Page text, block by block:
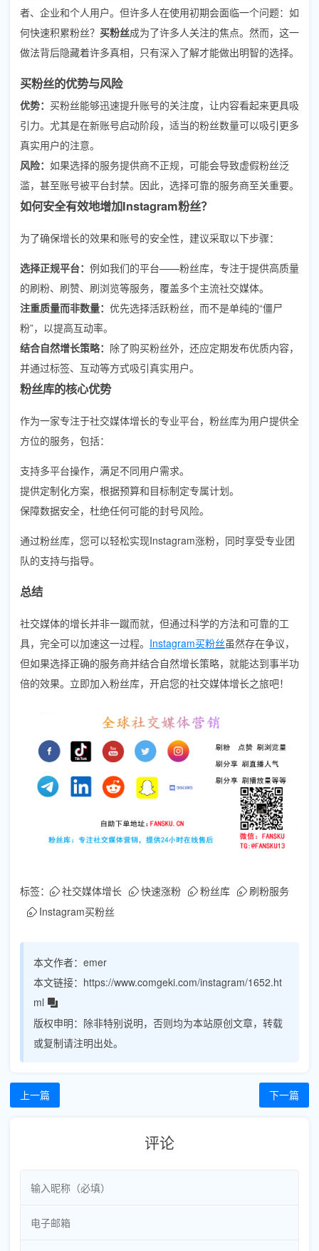
者、企业和个人用户。但许多人在使用初期会面临一个问题：如
何快速积累粉丝？ 买粉丝成为了许多人关注的焦点。然而，这一
做法背后隐藏着许多真相，只有深入了解才能做出明智的选择。
买粉丝的优势与风险
优势： 买粉丝能够迅速提升账号的关注度，让内容看起来更具吸
引力。尤其是在新账号启动阶段，适当的粉丝数量可以吸引更多
真实用户的注意。
风险： 如果选择的服务提供商不正规，可能会导致虚假粉丝泛
滥，甚至账号被平台封禁。因此，选择可靠的服务商至关重要。
如何安全有效地增加Instagram粉丝？
为了确保增长的效果和账号的安全性，建议采取以下步骤：
选择正规平台： 例如我们的平台——粉丝库，专注于提供高质量
的刷粉、刷赞、刷浏览等服务，覆盖多个主流社交媒体。
注重质量而非数量： 优先选择活跃粉丝，而不是单纯的“僵尸
粉”，以提高互动率。
结合自然增长策略： 除了购买粉丝外，还应定期发布优质内容，
并通过标签、互动等方式吸引真实用户。
粉丝库的核心优势
作为一家专注于社交媒体增长的专业平台，粉丝库为用户提供全
方位的服务，包括：
支持多平台操作，满足不同用户需求。
提供定制化方案，根据预算和目标制定专属计划。
保障数据安全，杜绝任何可能的封号风险。
通过粉丝库，您可以轻松实现Instagram涨粉，同时享受专业团
队的支持与指导。
总结
社交媒体的增长并非一蹴而就，但通过科学的方法和可靠的工
具，完全可以加速这一过程。 Instagram买粉丝虽然存在争议，
但如果选择正确的服务商并结合自然增长策略，就能达到事半功
倍的效果。立即加入粉丝库，开启您的社交媒体增长之旅吧！
标签： 社交媒体增长 快速涨粉 粉丝库
刷粉服务
Instagram买粉丝
本文作者： emer
本文链接： https://www.comgeki.com/instagram/1652.ht
ml
版权申明： 除非特别说明，否则均为本站原创文章，转载
或复制请注明出处。
上一篇 下一篇
评论